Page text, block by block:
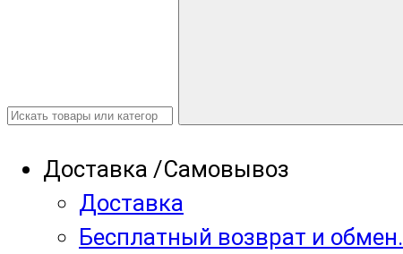
Доставка /Самовывоз
Доставка
Бесплатный возврат и обмен.